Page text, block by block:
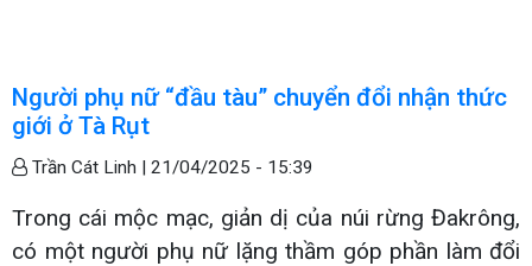
Người phụ nữ “đầu tàu” chuyển đổi nhận thức
giới ở Tà Rụt
Trần Cát Linh | 21/04/2025 - 15:39
Trong cái mộc mạc, giản dị của núi rừng Đakrông,
có một người phụ nữ lặng thầm góp phần làm đổi